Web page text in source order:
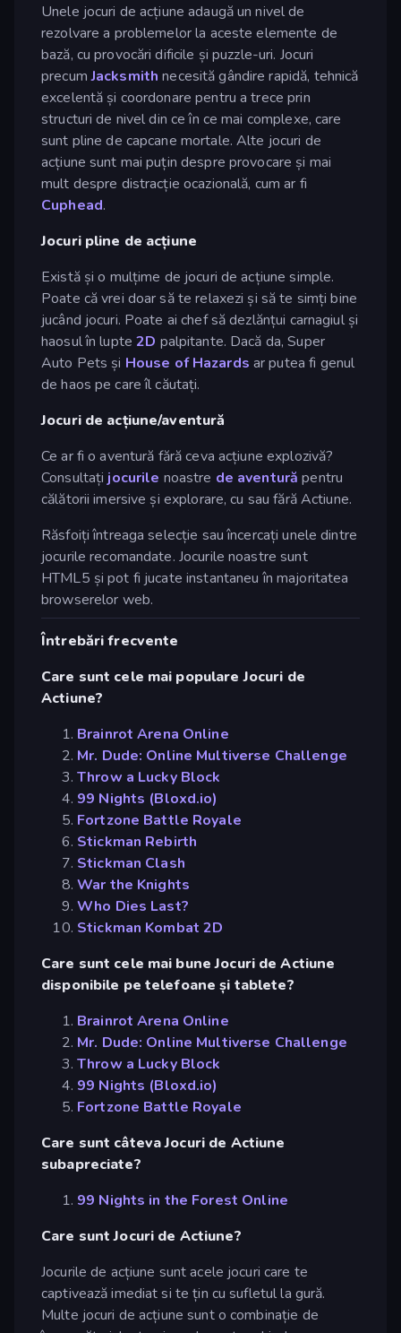
Unele jocuri de acțiune adaugă un nivel de
rezolvare a problemelor la aceste elemente de
bază, cu provocări dificile și puzzle-uri. Jocuri
precumJacksmith necesită gândire rapidă, tehnică
excelentă și coordonare pentru a trece prin
structuri de nivel din ce în ce mai complexe, care
sunt pline de capcane mortale. Alte jocuri de
acțiune sunt mai puțin despre provocare și mai
mult despre distracție ocazională, cum ar fi
Cuphead.
Jocuri pline de acțiune
Există și o mulțime de jocuri de acțiune simple.
Poate că vrei doar să te relaxezi și să te simți bine
jucând jocuri. Poate ai chef să dezlănțui carnagiul și
haosul în lupte2D palpitante. Dacă da, Super
Auto Pets și House of Hazards ar putea fi genul
de haos pe care îl căutați.
Jocuri de acțiune/aventură
Ce ar fi o aventură fără ceva acțiune explozivă?
Consultați jocurile noastre de aventură pentru
călătorii imersive și explorare, cu sau fără Actiune.
Răsfoiți întreaga selecție sau încercați unele dintre
jocurile recomandate. Jocurile noastre sunt
HTML5 și pot fi jucate instantaneu în majoritatea
browserelor web.
Întrebări frecvente
Care sunt cele mai populare Jocuri de
Actiune?
Brainrot Arena Online
Mr. Dude: Online Multiverse Challenge
Throw a Lucky Block
99 Nights (Bloxd.io)
Fortzone Battle Royale
Stickman Rebirth
Stickman Clash
War the Knights
Who Dies Last?
Stickman Kombat 2D
Care sunt cele mai bune Jocuri de Actiune
disponibile pe telefoane și tablete?
Brainrot Arena Online
Mr. Dude: Online Multiverse Challenge
Throw a Lucky Block
99 Nights (Bloxd.io)
Fortzone Battle Royale
Care sunt câteva Jocuri de Actiune
subapreciate?
99 Nights in the Forest Online
Care sunt Jocuri de Actiune?
Jocurile de acțiune sunt acele jocuri care te
captivează imediat si te țin cu sufletul la gură.
Multe jocuri de acțiune sunt o combinație de